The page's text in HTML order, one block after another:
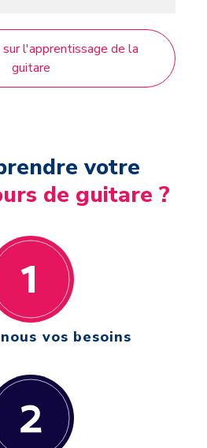
sur l'apprentissage de la
guitare
votre
de guitare ?
vos besoins